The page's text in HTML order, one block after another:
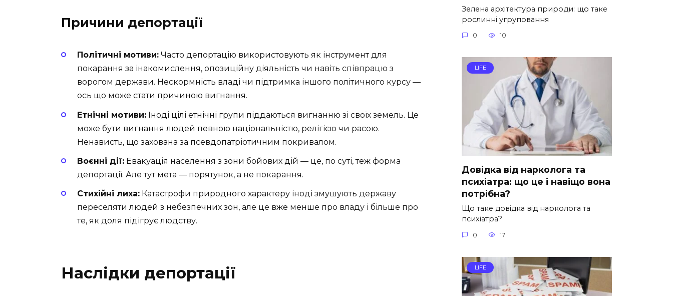
Причини депортації
Політичні мотиви: Часто депортацію використовують як інструмент для
покарання за інакомислення, опозиційну діяльність чи навіть співпрацю з
ворогом держави. Нескормність владі чи підтримка іншого політичного курсу —
ось що може стати причиною вигнання.
Етнічні мотиви: Іноді цілі етнічні групи піддаються вигнанню зі своїх земель. Це
може бути вигнання людей певною національністю, релігією чи расою.
Ненависть, що захована за псевдопатріотичним покривалом.
Воєнні дії: Евакуація населення з зони бойових дій — це, по суті, теж форма
депортації. Але тут мета — порятунок, а не покарання.
Стихійні лиха: Катастрофи природного характеру іноді змушують державу
переселяти людей з небезпечних зон, але це вже менше про владу і більше про
те, як доля підігрує людству.
Наслідки депортації
Зелена архітектура природи: що таке
рослинні угруповання
0 10
LIFE
Довідка від нарколога та
психіатра: що це і навіщо вона
потрібна?
Що таке довідка від нарколога та
психіатра?
0 17
LIFE